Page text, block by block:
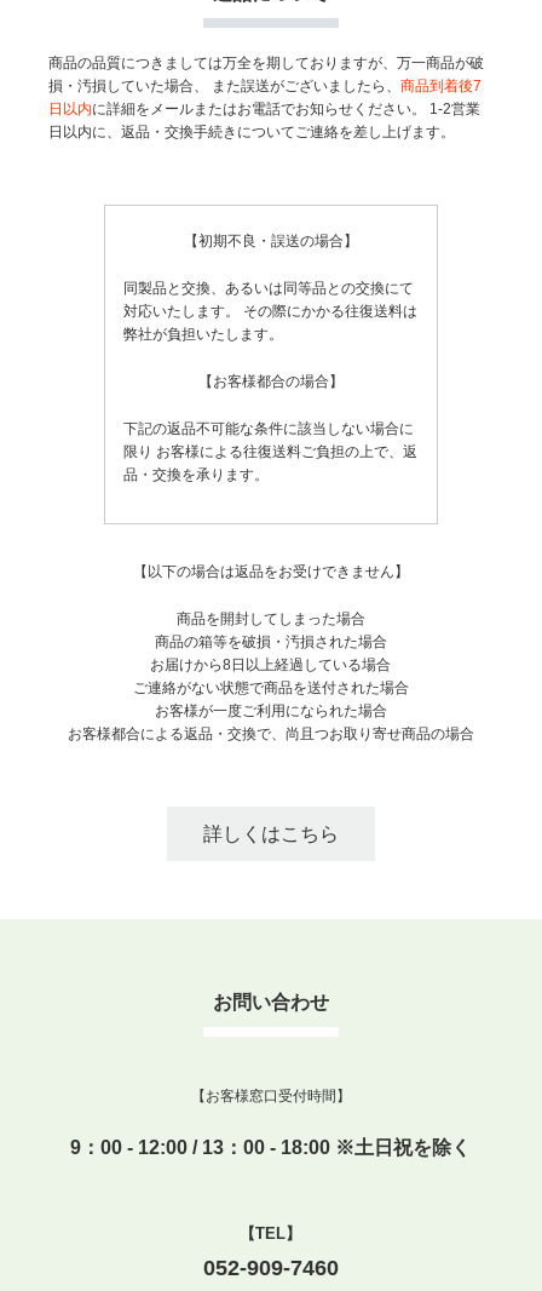
商品の品質につきましては万全を期しておりますが、万一商品が破
損・汚損していた場合、
また誤送がございましたら、商品到着後7
日以内に詳細をメールまたはお電話でお知らせください。
1-2営業
日以内に、返品・交換手続きについてご連絡を差し上げます。
【初期不良・誤送の場合】
同製品と交換、あるいは同等品との交換にて
対応いたします。
その際にかかる往復送料は
弊社が負担いたします。
【お客様都合の場合】
下記の返品不可能な条件に該当しない場合に
限り お客様による往復送料ご負担の上で、返
品・交換を承ります。
【以下の場合は返品をお受けできません】
商品を開封してしまった場合
商品の箱等を破損・汚損された場合
お届けから8日以上経過している場合
ご連絡がない状態で商品を送付された場合
お客様が一度ご利用になられた場合
お客様都合による返品・交換で、尚且つお取り寄せ商品の場合
詳しくはこちら
お問い合わせ
【お客様窓口受付時間】
9：00 - 12:00 / 13：00 - 18:00 ※土日祝を除く
【TEL】
052-909-7460